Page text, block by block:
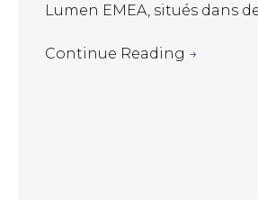
Lumen EMEA, situés dans
Continue Reading →